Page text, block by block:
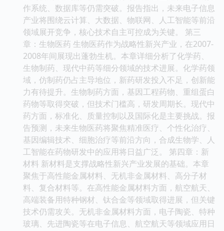
作系统、数据库等仍需突破。报告指出，未来电子信息
产业将围绕云计算、大数据、物联网、人工智能等前沿
领域展开竞争，核心技术自主可控成为关键。 第三
章：生物医药 生物医药作为战略性新兴产业，在2007-
2008年间展现出蓬勃生机。本章详细分析了化学药、
生物制药、现代中药等细分领域的技术进展。化学药领
域，仿制药仍占主导地位，新药研发投入不足，创新能
力有待提升。生物制药方面，基因工程药物、重组蛋白
药物等取得突破，但技术门槛高，研发周期长。现代中
药方面，标准化、质量控制以及国际化是主要挑战。报
告预测，未来生物医药将聚焦精准医疗、个性化治疗、
基因编辑技术、细胞治疗等前沿方向，合成生物学、人
工智能在药物研发中的应用将日益广泛。 第四章：新
材料 新材料是支撑战略性新兴产业发展的基础。本章
聚焦于高性能金属材料、无机非金属材料、高分子材
料、复合材料等。在高性能金属材料方面，航空航天、
高端装备用特种钢材、钛合金等领域取得进展，但关键
技术仍需攻关。无机非金属材料方面，电子陶瓷、特种
玻璃、先进陶瓷等在电子信息、航空航天等领域应用日